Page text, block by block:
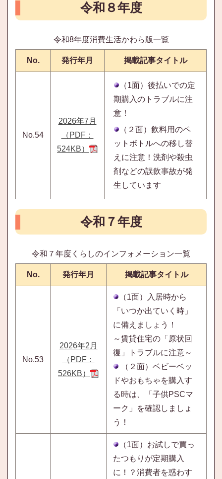
令和８年度
令和8年度消費生活かわら版一覧
No. 発行年月 掲載記事タイトル
No.54
2026年7月
（PDF：
524KB）
（1面）後払いでの定
期購入のトラブルに注
意！
（２面）飲料用のペ
ットボトルへの移し替
えに注意！洗剤や殺虫
剤などの誤飲事故が発
生しています
令和７年度
令和７年度くらしのインフォメーション一覧
No. 発行年月 掲載記事タイトル
No.53
2026年2月
（PDF：
526KB）
（1面）入居時から
「いつか出ていく時」
に備えましょう！
～賃貸住宅の「原状回
復」トラブルに注意～
（２面）ベビーベッ
ドやおもちゃを購入す
る時は、「子供PSCマ
ーク」を確認しましょ
う！
（1面）お試しで買っ
たつもりが定期購入
に！？消費者を惑わす